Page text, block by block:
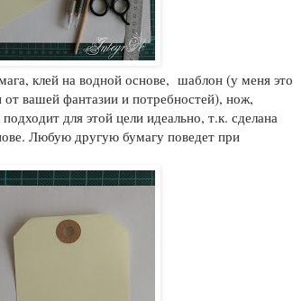
клей на водной основе, шаблон (у меня это
вашей фантазии и потребностей), нож,
для этой цели идеально, т.к. сделана
Любую другую бумагу поведет при